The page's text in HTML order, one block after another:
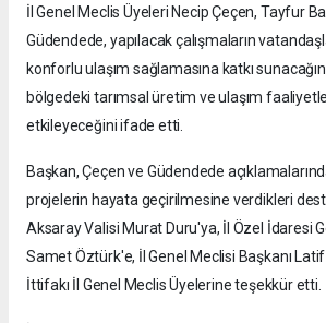
İl Genel Meclis Üyeleri Necip Çeçen, Tayfur
Güdendede, yapılacak çalışmaların
konforlu ulaşım sağlamasına katkı
bölgedeki tarımsal üretim ve ulaşım
etkileyeceğini ifade etti.
Başkan, Çeçen ve Güdendede
projelerin hayata geçirilmesine verdikleri
Aksaray Valisi Murat Duru'ya, İl Özel İdaresi
Samet Öztürk'e, İl Genel Meclisi Başkanı
İttifakı İl Genel Meclis Üyelerine teşekkür etti.